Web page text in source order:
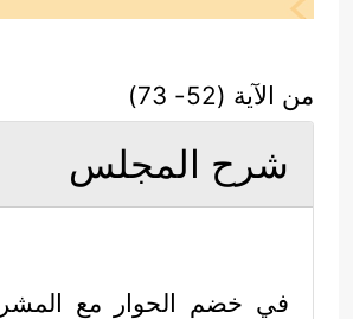
من الآية (52- 73)
شرح المجلس
في خضم الحوار مع